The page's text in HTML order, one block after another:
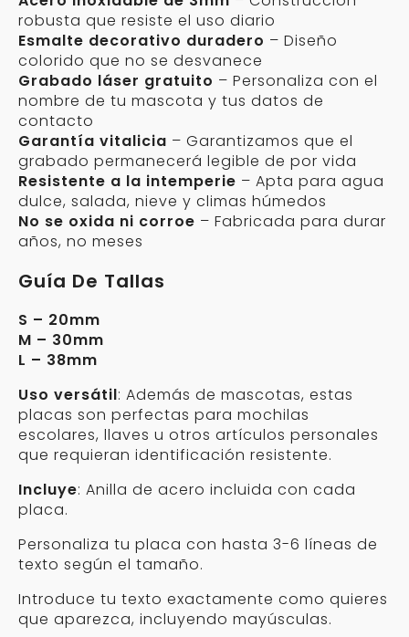
robusta que resiste el uso diario
Esmalte decorativo duradero – Diseño
colorido que no se desvanece
Grabado láser gratuito – Personaliza con el
nombre de tu mascota y tus datos de
contacto
Garantía vitalicia – Garantizamos que el
grabado permanecerá legible de por vida
Resistente a la intemperie – Apta para agua
dulce, salada, nieve y climas húmedos
No se oxida ni corroe – Fabricada para durar
años, no meses
Guía De Tallas
S – 20mm
M – 30mm
L – 38mm
Uso versátil: Además de mascotas, estas
placas son perfectas para mochilas
escolares, llaves u otros artículos personales
que requieran identificación resistente.
Incluye: Anilla de acero incluida con cada
placa.
Personaliza tu placa con hasta 3-6 líneas de
texto según el tamaño.
Introduce tu texto exactamente como quieres
que aparezca, incluyendo mayúsculas.